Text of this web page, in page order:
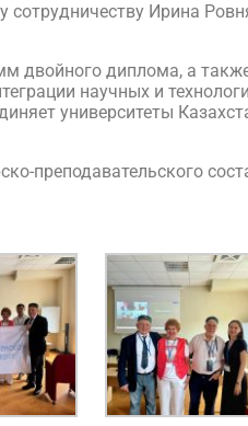
Ирина
двойного диплома, а
научных и
университеты
преподавательского